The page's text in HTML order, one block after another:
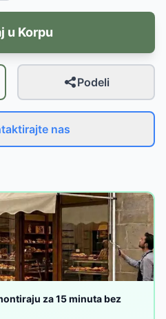
u Korpu
Podeli
nas
za 15 minuta bez